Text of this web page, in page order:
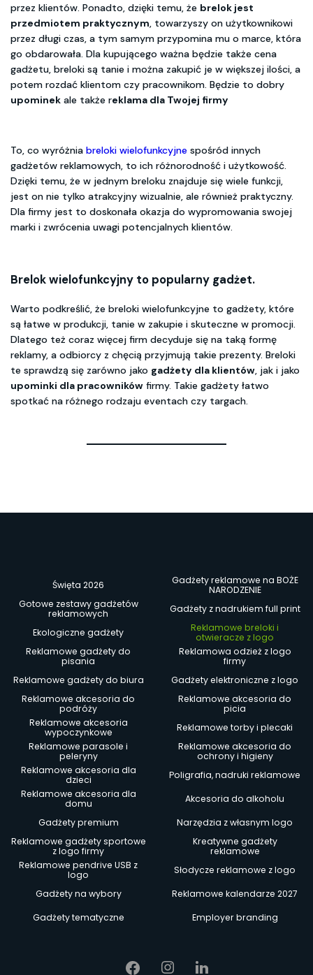
przez klientów. Ponadto, dzięki temu, że brelok jest
przedmiotem praktycznym, towarzyszy on użytkownikowi
przez długi czas, a tym samym przypomina mu o marce, która
go obdarowała. Dla kupującego ważna będzie także cena
gadżetu, breloki są tanie i można zakupić je w większej ilości, a
potem rozdać klientom czy pracownikom. Będzie to dobry
upominek ale także reklama dla Twojej firmy
To, co wyróżnia breloki wielofunkcyjne spośród innych
gadżetów reklamowych, to ich różnorodność i użytkowość.
Dzięki temu, że w jednym breloku znajduje się wiele funkcji,
jest on nie tylko atrakcyjny wizualnie, ale również praktyczny.
Dla firmy jest to doskonała okazja do wypromowania swojej
marki i zwrócenia uwagi potencjalnych klientów.
Brelok wielofunkcyjny to popularny gadżet.
Warto podkreślić, że breloki wielofunkcyjne to gadżety, które
są łatwe w produkcji, tanie w zakupie i skuteczne w promocji.
Dlatego też coraz więcej firm decyduje się na taką formę
reklamy, a odbiorcy z chęcią przyjmują takie prezenty. Breloki
te sprawdzą się zarówno jako gadżety dla klientów, jak i jako
upominki dla pracowników firmy. Takie gadżety łatwo
spotkać na różnego rodzaju eventach czy targach.
Święta 2026
Gadżety reklamowe na BOŻE
NARODZENIE
Gotowe zestawy gadżetów
reklamowych
Gadżety z nadrukiem full print
Ekologiczne gadżety
Reklamowe breloki i
otwieracze z logo
Reklamowe gadżety do
pisania
Reklamowa odzież z logo
firmy
Reklamowe gadżety do biura
Gadżety elektroniczne z logo
Reklamowe akcesoria do
podróży
Reklamowe akcesoria do
picia
Reklamowe akcesoria
wypoczynkowe
Reklamowe torby i plecaki
Reklamowe parasole i
peleryny
Reklamowe akcesoria do
ochrony i higieny
Reklamowe akcesoria dla
dzieci
Poligrafia, nadruki reklamowe
Reklamowe akcesoria dla
domu
Akcesoria do alkoholu
Gadżety premium
Narzędzia z własnym logo
Reklamowe gadżety sportowe
z logo firmy
Kreatywne gadżety
reklamowe
Reklamowe pendrive USB z
logo
Słodycze reklamowe z logo
Gadżety na wybory
Reklamowe kalendarze 2027
Gadżety tematyczne
Employer branding